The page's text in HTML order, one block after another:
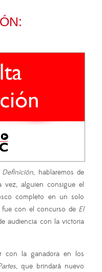
, hablaremos de
alguien consigue el
completo en un solo
fue con el concurso de El
audiencia con la victoria
con la ganadora en los
, que brindará nuevo